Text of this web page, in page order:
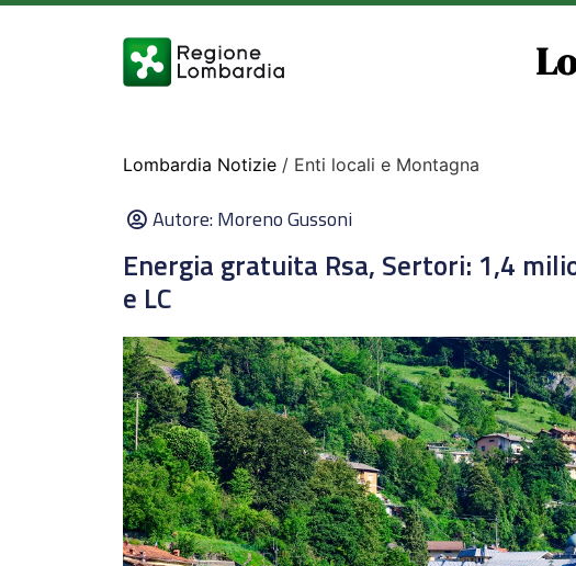
Lombardia Notizie / Enti locali e Montagna
Autore:Moreno Gussoni
Energia gratuita Rsa, Sertori: 1,4
e LC